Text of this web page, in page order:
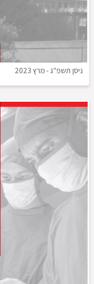
ניסן תשפ"ג-מרץ 2023